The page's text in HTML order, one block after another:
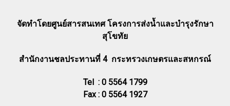
จัดทำโดยศูนย์สารสนเทศ โครงการส่งน้ำและบำรุงรักษา
สุโขทัย
สำนักงานชลประทานที่ 4 กระทรวงเกษตรและสหกรณ์
Tel : 0 5564 1799
Fax : 0 5564 1927